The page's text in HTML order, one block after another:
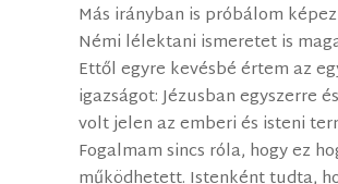
Más irányban is próbálom
Némi lélektani ismeretet is
Ettől egyre kevésbé értem az
igazságot: Jézusban egyszerre
volt jelen az emberi és isteni
Fogalmam sincs róla, hogy ez